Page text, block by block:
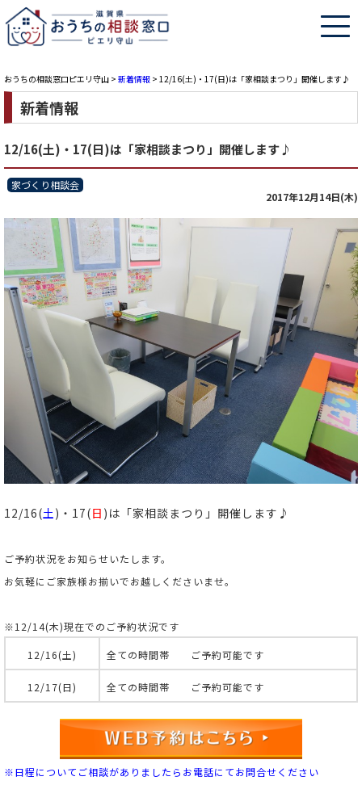
おうちの相談窓口ピエリ守山 > 新着情報 > 12/16(土)・17(日)は「家相談まつり」開催します♪
新着情報
12/16(土)・17(日)は「家相談まつり」開催します♪
家づくり相談会
2017年12月14日(木)
12/16(土 )・17(日 )は「家相談まつり」開催します♪
ご予約状況をお知らせいたします。
お気軽にご家族様お揃いでお越しくださいませ。
※12/14(木)現在でのご予約状況です
12/16(土) 全ての時間帯 ご予約可能です
12/17(日) 全ての時間帯 ご予約可能です
※日程についてご相談がありましたらお電話にてお問合せください